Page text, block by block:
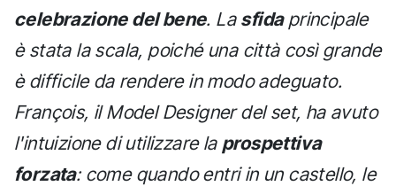
celebrazione del bene. La sfidaprincipale
è stata la scala, poiché una città così grande
è difficile da rendere in modo adeguato.
François, il Model Designer del set, ha avuto
l'intuizione di utilizzare la prospettiva
forzata: come quando entri in un castello, le